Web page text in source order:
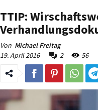
TTIP:
Von Michael Freitag
19. April 2016
2 56